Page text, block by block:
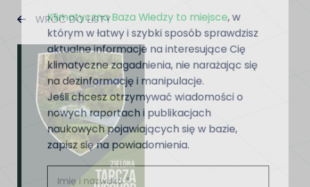
WRÓĆ DO LISTY
Klimatyczna Baza Wiedzy to miejsce
którym w łatwy i szybki sposób sprawdzisz
aktualne informacje na interesujące Cię
klimatyczne zagadnienia, nie narażając się
na dezinformację i manipulacje.
Jeśli chcesz otrzymywać wiadomości o
nowych raportach i publikacjach
naukowych pojawiających się w bazie,
zapisz się na powiadomienia.